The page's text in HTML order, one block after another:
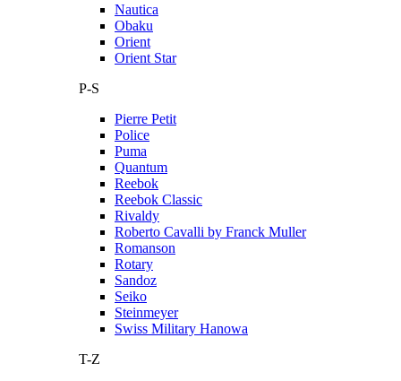
Nautica
Obaku
Orient
Orient Star
P-S
Pierre Petit
Police
Puma
Quantum
Reebok
Reebok Classic
Rivaldy
Roberto Cavalli by Franck Muller
Romanson
Rotary
Sandoz
Seiko
Steinmeyer
Swiss Military Hanowa
T-Z